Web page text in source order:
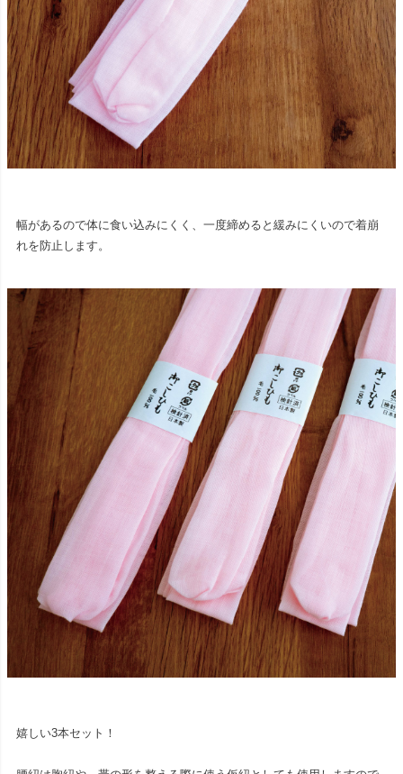
幅があるので体に食い込みにくく、一度締めると緩みにくいので着崩
れを防止します。
嬉しい3本セット！